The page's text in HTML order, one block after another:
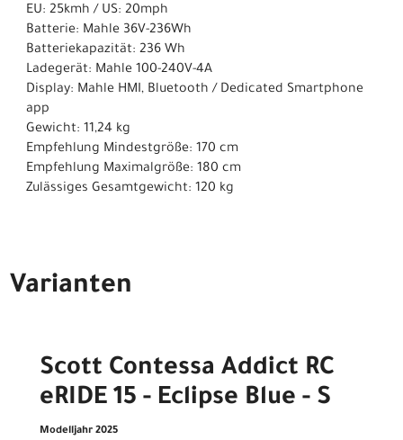
EU: 25kmh / US: 20mph
Batterie: Mahle 36V-236Wh
Batteriekapazität: 236 Wh
Ladegerät: Mahle 100-240V-4A
Display: Mahle HMI, Bluetooth / Dedicated Smartphone
app
Gewicht: 11,24 kg
Empfehlung Mindestgröße: 170 cm
Empfehlung Maximalgröße: 180 cm
Zulässiges Gesamtgewicht: 120 kg
Varianten
Scott Contessa Addict RC
eRIDE 15 - Eclipse Blue - S
Modelljahr 2025